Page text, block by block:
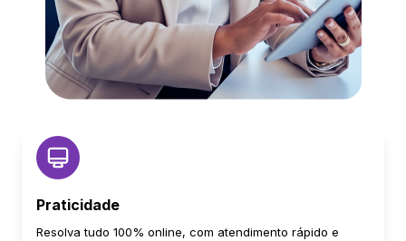
Praticidade
Resolva tudo 100% online, com atendimento rápido e